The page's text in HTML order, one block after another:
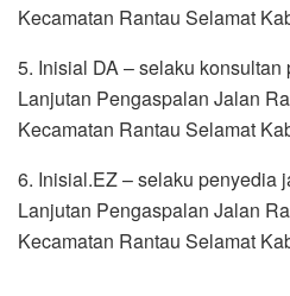
Kecamatan Rantau Selamat
5. Inisial DA – selaku
Lanjutan Pengaspalan Jalan
Kecamatan Rantau Selamat
6. Inisial.EZ – selaku penyedia
Lanjutan Pengaspalan Jalan
Kecamatan Rantau Selamat